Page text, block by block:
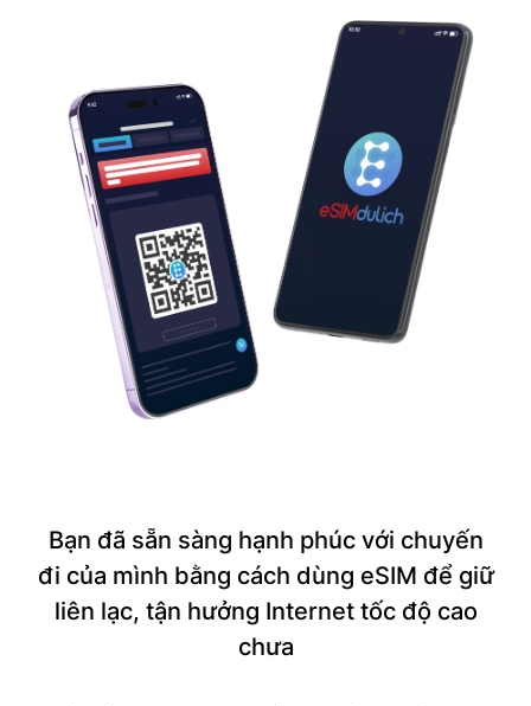
Bạn đã sẵn sàng hạnh phúc với chuyến
đi của mình bằng cách dùng eSIM để giữ
liên lạc, tận hưởng Internet tốc độ cao
chưa